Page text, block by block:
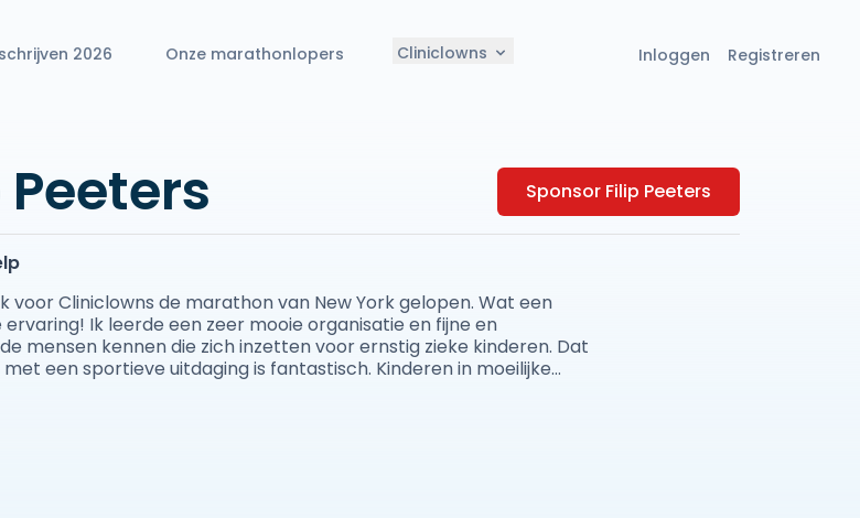
2026 Onze marathonlopers Cliniclowns Inloggen Registreren
Sponsor Filip Peeters
voor Cliniclowns de marathon van New York gelopen. Wat een
Ik leerde een zeer mooie organisatie en fijne en
mensen kennen die zich inzetten voor ernstig zieke kinderen. Dat
een sportieve uitdaging is fantastisch. Kinderen in moeilijke
lach op hun gezicht toveren, geeft veel voldoening. Een marathon
ook. Omwille van het 10-jarige jubileum van